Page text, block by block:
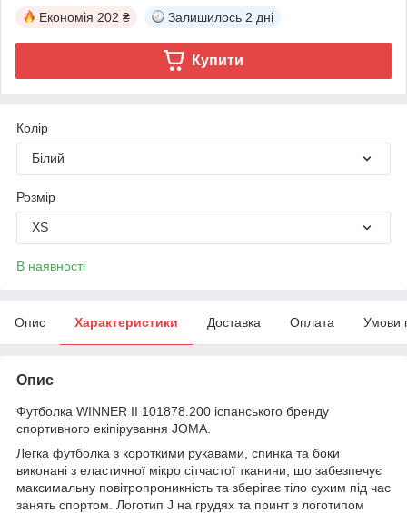
Економія 202 ₴ Залишилось 2 дні
Купити
Колір
Білий
Розмір
XS
В наявності
Опис Характеристики Доставка Оплата Умови
Опис
Футболка WINNER II 101878.200 іспанського бренду
спортивного екіпірування JOMA.
Легка футболка з короткими рукавами, спинка та боки
виконані з еластичної мікро сітчастої тканини, що забезпечує
максимальну повітропроникність та зберігає тіло сухим під час
занять спортом. Логотип J на грудях та принт з логотипом